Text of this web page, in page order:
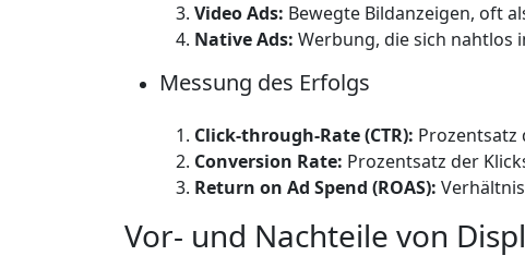
Video Ads: Bewegte Bildanzeigen, oft
Native Ads: Werbung, die sich nahtlos
Messung des Erfolgs
Click-through-Rate (CTR): Prozentsatz
Conversion Rate: Prozentsatz der
Return on Ad Spend (ROAS):
Vor- und Nachteile von